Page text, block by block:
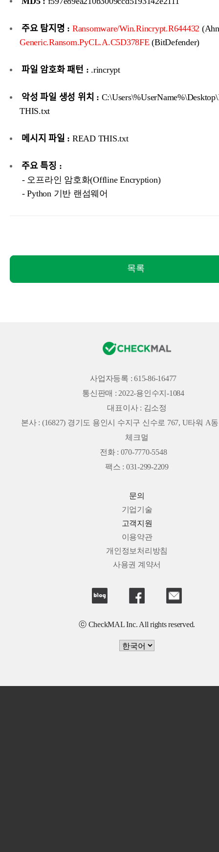
주요 탐지명 : Ransomware/Win.Rincrypt.R644432
Generic.Ransom.PyCL.A.C5D378FE (BitDefender)
파일 암호화 패턴 : .rincrypt
악성 파일 생성 위치 :
THIS.txt
메시지 파일 : READ THIS.txt
주요 특징 :
- 오프라인 암호화(Offline Encryption)
- Python 기반 랜섬웨어
목록
사업자등록 : 615-86-16477
통신판매 : 2022-용인수지-1084
대표이사 : 김소정
본사 : (16827) 경기도 용인시 수지구 신수로 767, U타워 A
체크멀
전화 : 070-7770-5548
팩스 : 031-299-2209
문의
기업기술
고객지원
이용약관
개인정보처리방침
사용권 계약서
ⓒ CheckMAL Inc. All rights reserved.